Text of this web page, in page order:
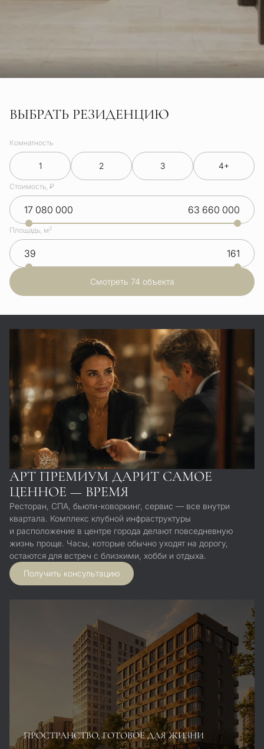
ВЫБРАТЬ РЕЗИДЕНЦИЮ
Комнатность
1 2 3 4+
Стоимость, ₽
Площадь, м2
Смотреть 74 объекта
АРТ ПРЕМИУМ ДАРИТ САМОЕ
ЦЕННОЕ — ВРЕМЯ
Ресторан, СПА, бьюти-коворкинг, сервис — все внутри
квартала. Комплекс клубной инфраструктуры
и расположение в центре города делают повседневную
жизнь проще. Часы, которые обычно уходят на дорогу,
остаются для встреч с близкими, хобби и отдыха.
Получить консультацию
ПРОСТРАНСТВО, ГОТОВОЕ ДЛЯ ЖИЗНИ